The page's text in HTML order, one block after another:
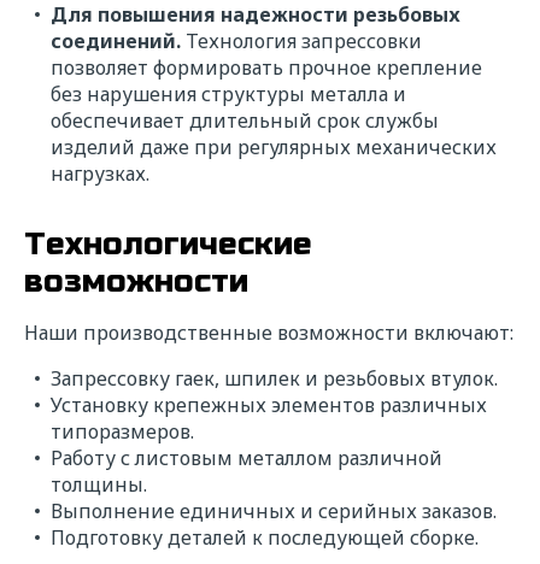
Для повышения надежности резьбовых
соединений. Технология запрессовки
позволяет формировать прочное крепление
без нарушения структуры металла и
обеспечивает длительный срок службы
изделий даже при регулярных механических
нагрузках.
Технологические
возможности
Наши производственные возможности включают:
Запрессовку гаек, шпилек и резьбовых втулок.
Установку крепежных элементов различных
типоразмеров.
Работу с листовым металлом различной
толщины.
Выполнение единичных и серийных заказов.
Подготовку деталей к последующей сборке.